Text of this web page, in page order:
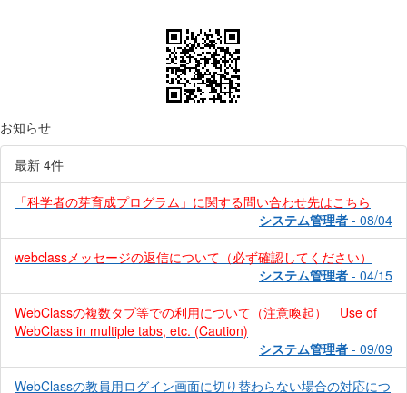
お知らせ
最新 4件
「科学者の芽育成プログラム」に関する問い合わせ先はこちら
システム管理者 - 08/04
webclassメッセージの返信について（必ず確認してください）
システム管理者 - 04/15
WebClassの複数タブ等での利用について（注意喚起） Use of
WebClass in multiple tabs, etc. (Caution)
システム管理者 - 09/09
WebClassの教員用ログイン画面に切り替わらない場合の対応につ